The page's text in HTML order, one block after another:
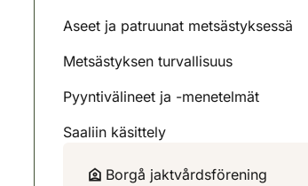
Aseet ja patruunat metsästyksessä
Metsästyksen turvallisuus
Pyyntivälineet ja -menetelmät
Saaliin käsittely
Borgå jaktvårdsförening